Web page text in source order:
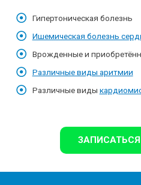
Гипертоническая болезнь
Ишемическая болезнь
Врожденные и
Различные виды аритмии
Различные виды